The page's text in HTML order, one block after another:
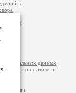
в
за
данных
о портале и
тысяч